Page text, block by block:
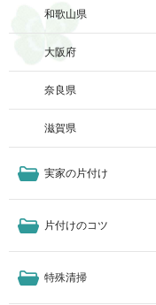
和歌山県
大阪府
奈良県
滋賀県
実家の片付け
片付けのコツ
特殊清掃